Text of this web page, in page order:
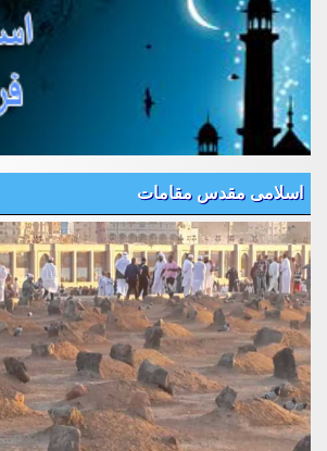
اسلامی مقدس مقامات